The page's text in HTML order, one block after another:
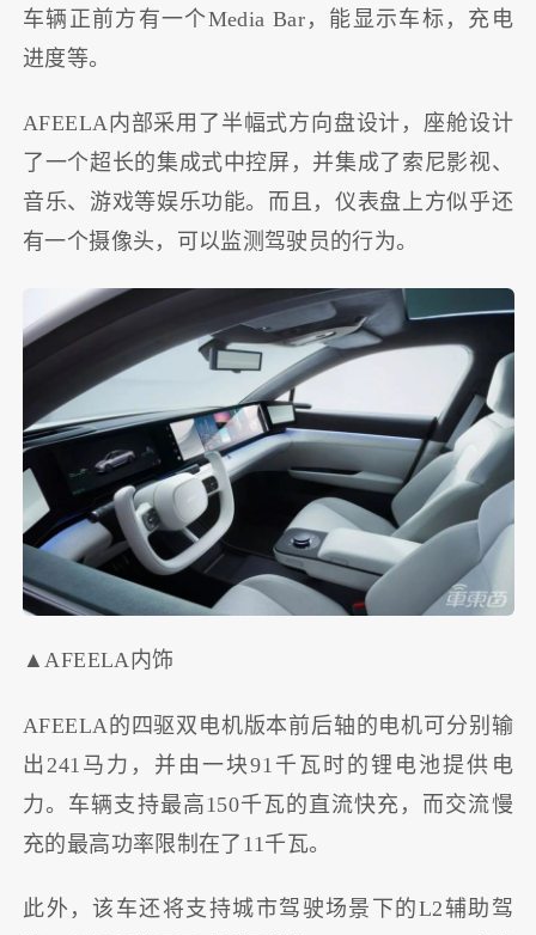
车辆正前方有一个Media Bar，能显示车标，充电
进度等。
AFEELA内部采用了半幅式方向盘设计，座舱设计
了一个超长的集成式中控屏，并集成了索尼影视、
音乐、游戏等娱乐功能。而且，仪表盘上方似乎还
有一个摄像头，可以监测驾驶员的行为。
▲AFEELA内饰
AFEELA的四驱双电机版本前后轴的电机可分别输
出241马力，并由一块91千瓦时的锂电池提供电
力。车辆支持最高150千瓦的直流快充，而交流慢
充的最高功率限制在了11千瓦。
此外，该车还将支持城市驾驶场景下的L2辅助驾